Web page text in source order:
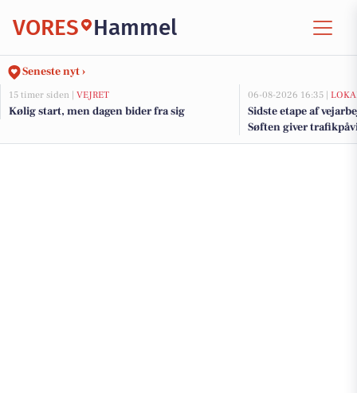
VORES Hammel
Seneste nyt ›
15 timer siden | VEJRET
Kølig start, men dagen bider fra sig
06-08-2026 16:35 |
Sidste etape af
Søften giver
kommende uger